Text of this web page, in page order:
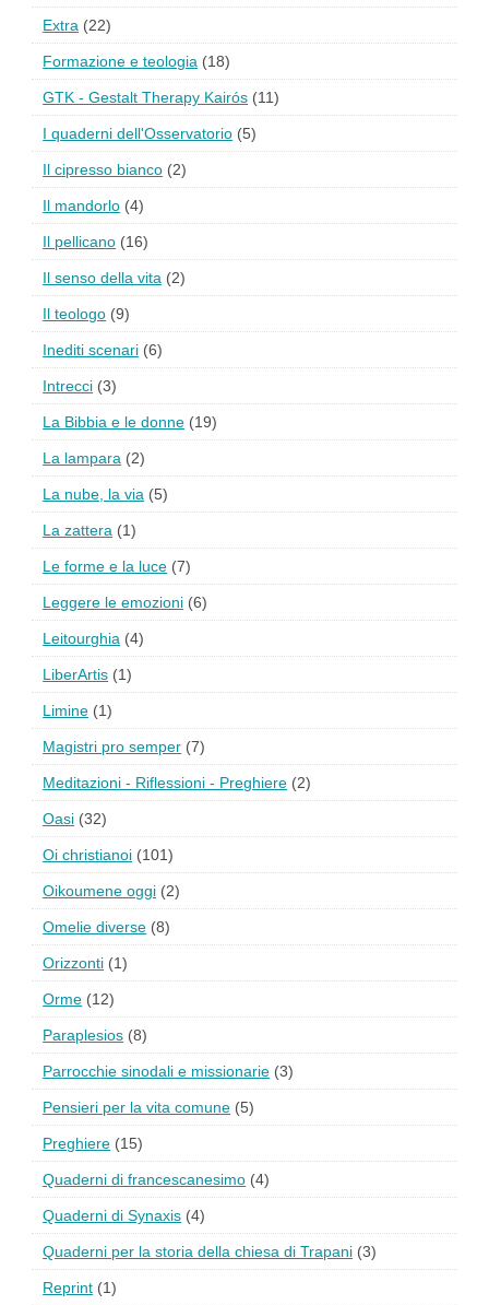
Extra (22)
Formazione e teologia (18)
GTK - Gestalt Therapy Kairós (11)
I quaderni dell'Osservatorio (5)
Il cipresso bianco (2)
Il mandorlo (4)
Il pellicano (16)
Il senso della vita (2)
Il teologo (9)
Inediti scenari (6)
Intrecci (3)
La Bibbia e le donne (19)
La lampara (2)
La nube, la via (5)
La zattera (1)
Le forme e la luce (7)
Leggere le emozioni (6)
Leitourghia (4)
LiberArtis (1)
Limine (1)
Magistri pro semper (7)
Meditazioni - Riflessioni - Preghiere (2)
Oasi (32)
Oi christianoi (101)
Oikoumene oggi (2)
Omelie diverse (8)
Orizzonti (1)
Orme (12)
Paraplesios (8)
Parrocchie sinodali e missionarie (3)
Pensieri per la vita comune (5)
Preghiere (15)
Quaderni di francescanesimo (4)
Quaderni di Synaxis (4)
Quaderni per la storia della chiesa di Trapani (3)
Reprint (1)